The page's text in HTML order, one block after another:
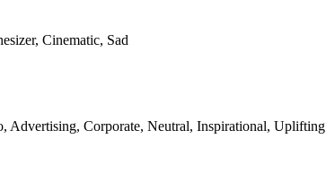
Cinematic, Sad
Advertising, Corporate, Neutral, Inspirational, Uplifting